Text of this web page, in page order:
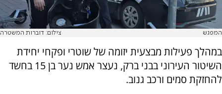
המפגש צילום: דוברות המשטרה
במהלך פעילות מבצעית יזומה של שוטרי ופקחי יחידת
השיטור העירוני בבני ברק, נעצר אמש נער בן 15 בחשד
להחזקת סמים ורכב גנוב.